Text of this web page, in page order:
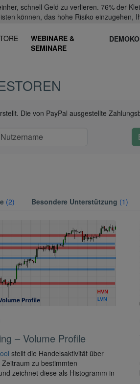
schnell Geld zu verlieren. 76% der
können, das hohe Risiko einzugehen,
WEBINARE &
SEMINARE
Die von PayPal ausgestellte
(2) Besondere Unterstützung (1)
– Volume Profile
stellt die Handelsaktivität über
zu bestimmten
zeichnet diese als Histogramm in